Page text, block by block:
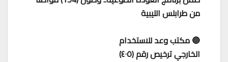
من طرابلس الليبية
🔵 مكتب وعد للاستخدام
الخارجي ترخيص رقم (٤٠٥)